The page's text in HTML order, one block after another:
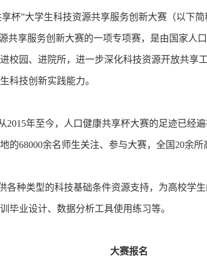
”大学生科技资源共享服务创新大赛（以下简
共享服务创新大赛的一项专项赛，是由国家人
校园、进院所，进一步深化科技资源开放共享
科技创新实践能力。
年至今，人口健康共享杯大赛的足迹已经遍
的68000余名师生关注、参与大赛，全国20余
种类型的科技基础条件资源支持，为高校学
毕业设计、数据分析工具使用练习等。
大赛报名